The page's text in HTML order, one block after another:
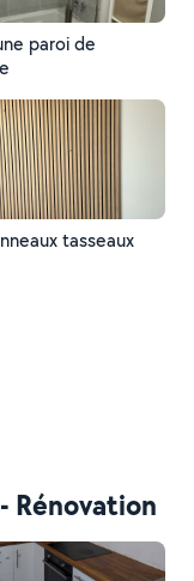
paroi de
tasseaux
Rénovation